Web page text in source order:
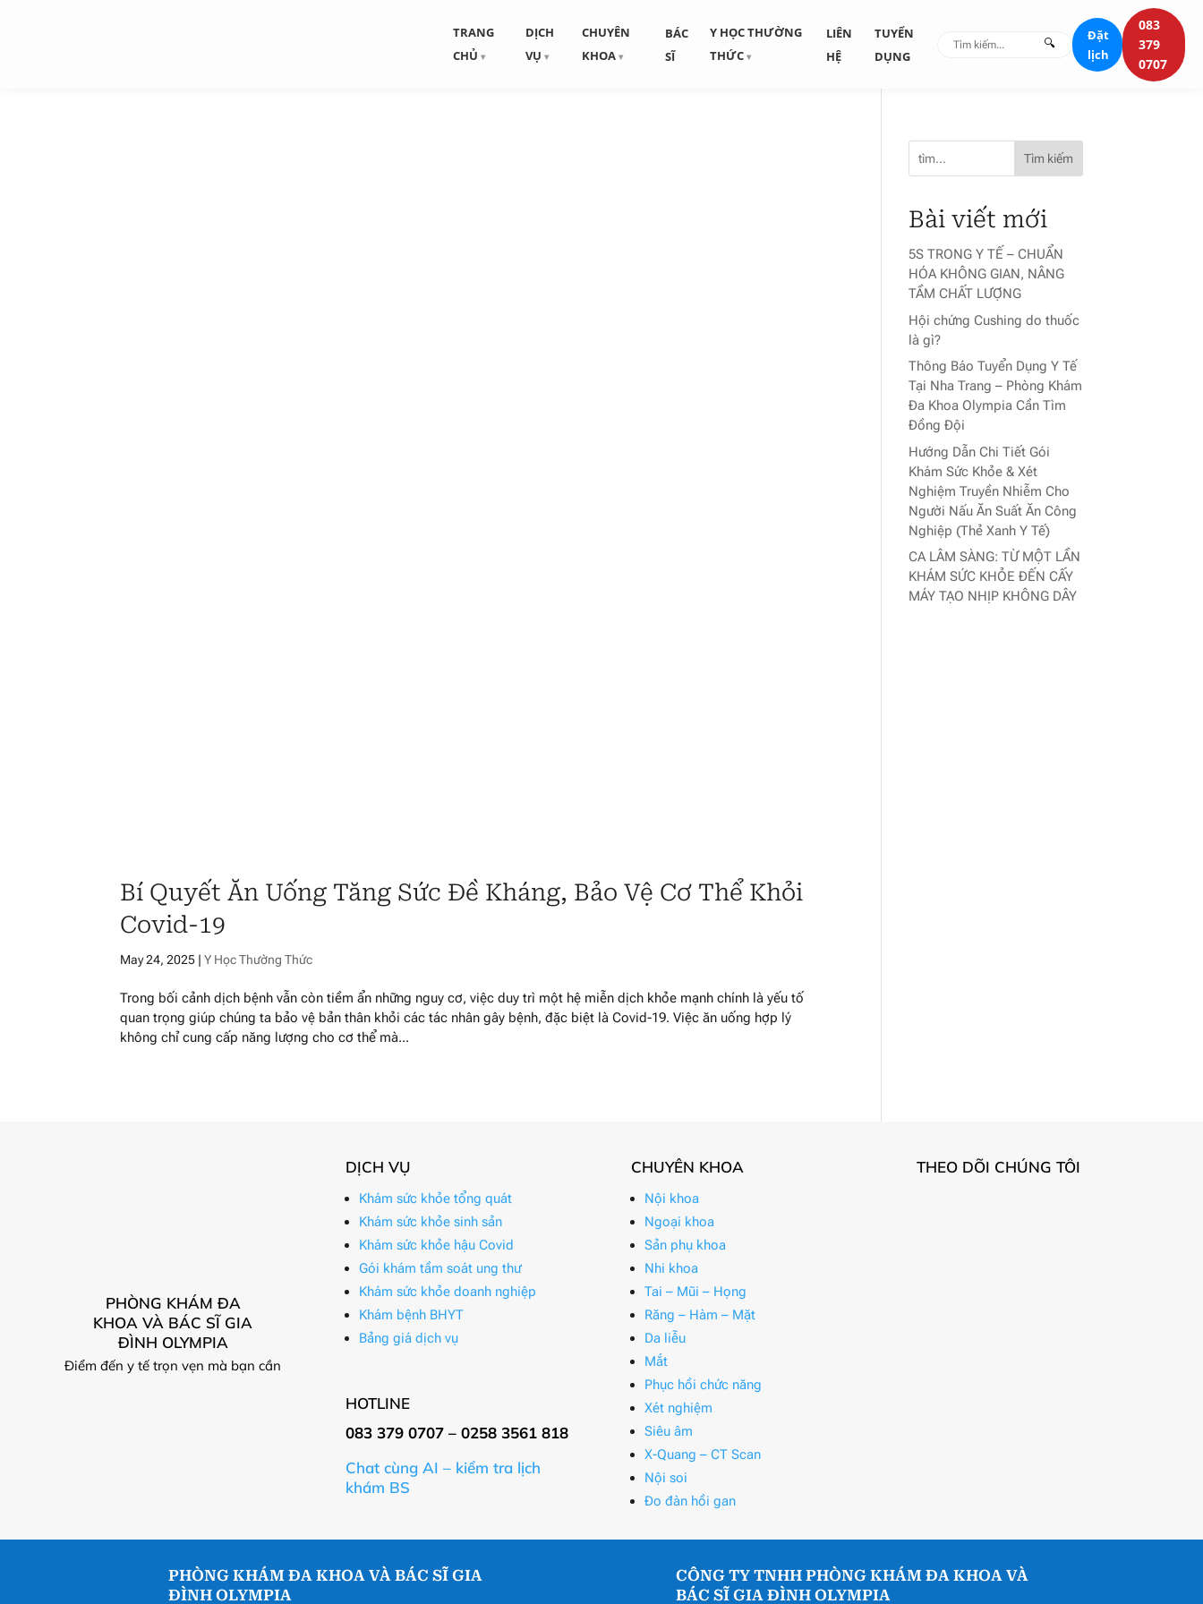
TRANG
CHỦ
DỊCH
VỤ
CHUYÊN
KHOA
BÁC
SĨ
Y HỌC THƯỜNG
THỨC
LIÊN
HỆ
TUYỂN
DỤNG
🔍
Đặt
lịch
083
379
0707
Bí Quyết Ăn Uống Tăng Sức Đề Kháng, Bảo Vệ Cơ Thể Khỏi
Covid-19
May 24, 2025 |Y Học Thường Thức
Trong bối cảnh dịch bệnh vẫn còn tiềm ẩn những nguy cơ, việc duy trì một hệ miễn dịch khỏe mạnh chính là yếu tố
quan trọng giúp chúng ta bảo vệ bản thân khỏi các tác nhân gây bệnh, đặc biệt là Covid-19. Việc ăn uống hợp lý
không chỉ cung cấp năng lượng cho cơ thể mà...
Tìm kiếm
Bài viết mới
5S TRONG Y TẾ – CHUẨN
HÓA KHÔNG GIAN, NÂNG
TẦM CHẤT LƯỢNG
Hội chứng Cushing do thuốc
là gì?
Thông Báo Tuyển Dụng Y Tế
Tại Nha Trang – Phòng Khám
Đa Khoa Olympia Cần Tìm
Đồng Đội
Hướng Dẫn Chi Tiết Gói
Khám Sức Khỏe & Xét
Nghiệm Truyền Nhiễm Cho
Người Nấu Ăn Suất Ăn Công
Nghiệp (Thẻ Xanh Y Tế)
CA LÂM SÀNG: TỪ MỘT LẦN
KHÁM SỨC KHỎE ĐẾN CẤY
MÁY TẠO NHỊP KHÔNG DÂY
PHÒNG KHÁM ĐA
KHOA VÀ BÁC SĨ GIA
ĐÌNH OLYMPIA
Điểm đến y tế trọn vẹn mà bạn cần
DỊCH VỤ
Khám sức khỏe tổng quát
Khám sức khỏe sinh sản
Khám sức khỏe hậu Covid
Gói khám tầm soát ung thư
Khám sức khỏe doanh nghiệp
Khám bệnh BHYT
Bảng giá dịch vụ
HOTLINE
083 379 0707 – 0258 3561 818
Chat cùng AI – kiểm tra lịch
khám BS
CHUYÊN KHOA
Nội khoa
Ngoại khoa
Sản phụ khoa
Nhi khoa
Tai – Mũi – Họng
Răng – Hàm – Mặt
Da liễu
Mắt
Phục hồi chức năng
Xét nghiệm
Siêu âm
X-Quang – CT Scan
Nội soi
Đo đàn hồi gan
THEO DÕI CHÚNG TÔI
PHÒNG KHÁM ĐA KHOA VÀ BÁC SĨ GIA
ĐÌNH OLYMPIA
CÔNG TY TNHH PHÒNG KHÁM ĐA KHOA VÀ
BÁC SĨ GIA ĐÌNH OLYMPIA